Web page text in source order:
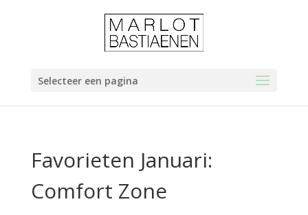
Selecteer een pagina
Favorieten Januari:
Comfort Zone